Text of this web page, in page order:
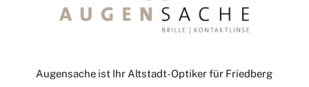
Augensache ist Ihr Altstadt-Optiker für Friedberg